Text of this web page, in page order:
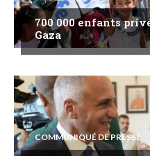
700 000 enfants
Gaza
COMMUNIQUÉ DE PRESSE